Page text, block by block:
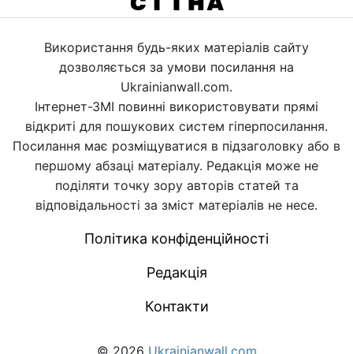
Використання будь-яких матеріалів сайту
дозволяється за умови посилання на
Ukrainianwall.com.
Інтернет-ЗМІ повинні використовувати прямі
відкриті для пошукових систем гіперпосилання.
Посилання має розміщуватися в підзаголовку або в
першому абзаці матеріалу. Редакція може не
поділяти точку зору авторів статей та
відповідальності за зміст матеріалів не несе.
Політика конфіденційності
Редакція
Контакти